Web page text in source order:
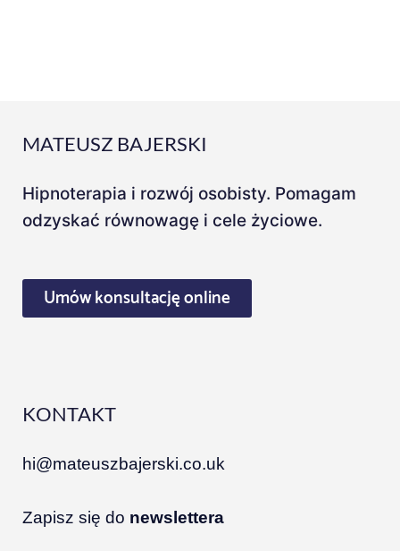
MATEUSZ BAJERSKI
Hipnoterapia i rozwój osobisty. Pomagam
odzyskać równowagę i cele życiowe.
Umów konsultację online
KONTAKT
hi@mateuszbajerski.co.uk
Zapisz się do newslettera